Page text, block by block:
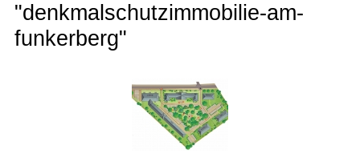
"denkmalschutzimmobilie-am-
funkerberg"